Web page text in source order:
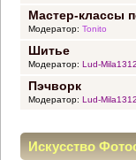
Мастер-классы
Модератор: Tonito
Шитье
Модератор: Lud-Mila1312
Пэчворк
Модератор: Lud-Mila1312
Искусство